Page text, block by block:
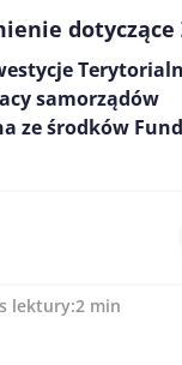
dotyczące
samorządów
ze środków
lektury:2 min